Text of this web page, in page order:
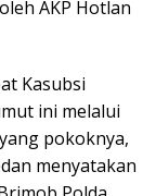
AKP Hotlan
Kasubsi
ini melalui
pokoknya,
menyatakan